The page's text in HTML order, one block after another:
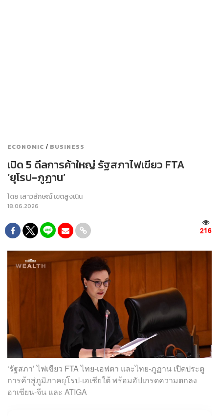
ECONOMIC / BUSINESS
เปิด 5 ดีลการค้าใหญ่ รัฐสภาไฟเขียว FTA
‘ยุโรป-ภูฏาน’
โดย เสาวลักษณ์ เขตสูงเนิน
18.06.2026
216
‘รัฐสภา’ ไฟเขียว FTA ไทย-เอฟตา และไทย-ภูฏาน เปิดประตู
การค้าสู่ภูมิภาคยุโรป-เอเชียใต้ พร้อมอัปเกรดความตกลง
อาเซียน-จีน และ ATIGA